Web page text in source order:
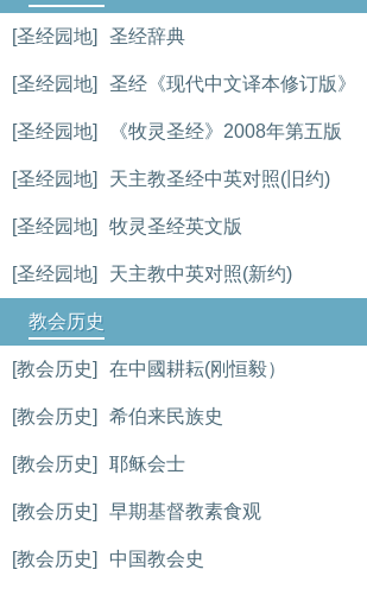
[圣经园地] 圣经辞典
[圣经园地] 圣经《现代中文译本修订版》
[圣经园地] 《牧灵圣经》2008年第五版
[圣经园地] 天主教圣经中英对照(旧约)
[圣经园地] 牧灵圣经英文版
[圣经园地] 天主教中英对照(新约)
教会历史
[教会历史] 在中國耕耘(刚恒毅）
[教会历史] 希伯来民族史
[教会历史] 耶稣会士
[教会历史] 早期基督教素食观
[教会历史] 中国教会史